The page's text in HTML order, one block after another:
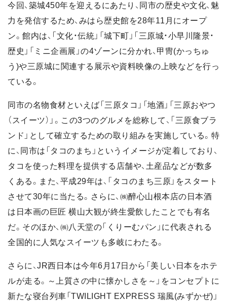
今回、築城450年を迎えるにあたり、同市の歴史や文化、魅
力を発信するため、みはら歴史館を28年11月にオープ
ン。館内は、「文化・伝統」「城下町」「三原城・小早川隆景・
歴史」「ミニ企画展」の4ゾーンに分かれ、甲冑(かっちゅ
う)や三原城に関連する展示や資料映像の上映などを行っ
ている。
同市の名物食材といえば「三原タコ」「地酒」「三原おやつ
（スイーツ）」。この3つのグルメを総称して、「三原食ブラ
ンド」として確立するための取り組みを実施している。特
に、同市は「タコのまち」というイメージが定着しており、
タコを使った料理を提供する店舗や、土産品などが数多
くある。また、平成29年は、「タコのまち三原」をスタート
させて30年に当たる。さらに、㈱醉心山根本店の日本酒
は日本画の巨匠 横山大観が終生愛飲したことでも有名
だ。そのほか、㈱八天堂の「くりーむパン」に代表される
全国的に人気なスイーツも多岐にわたる。
さらに、JR西日本は今年6月17日から「美しい日本をホテ
ルが走る。～上質さの中に懐かしさを～」をコンセプトに
新たな寝台列車「TWILIGHT EXPRESS 瑞風(みずかぜ)」